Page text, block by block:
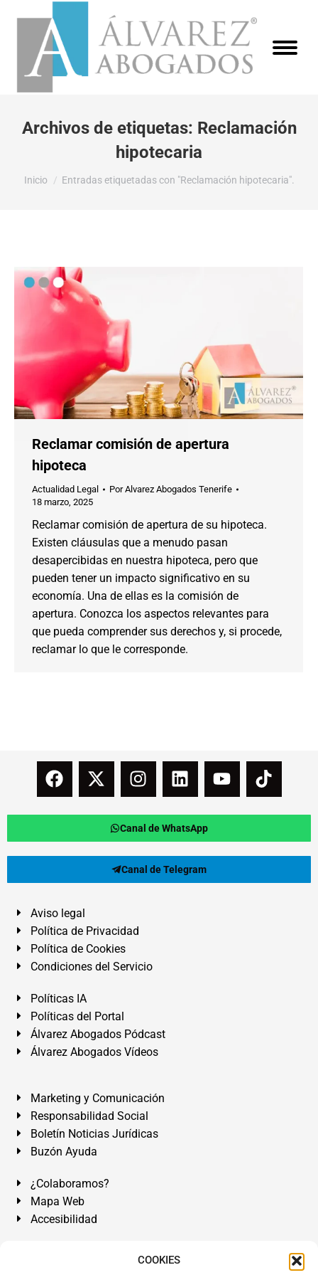
COOKIES
Archivos de etiquetas: Reclamación
hipotecaria
Estás aquí:
Inicio Entradas etiquetadas con "Reclamación hipotecaria".
Reclamar comisión de apertura
hipoteca
Actualidad Legal PorAlvarez Abogados Tenerife
18 marzo, 2025
Reclamar comisión de apertura de su hipoteca.
Existen cláusulas que a menudo pasan
desapercibidas en nuestra hipoteca, pero que
pueden tener un impacto significativo en su
economía. Una de ellas es la comisión de
apertura. Conozca los aspectos relevantes para
que pueda comprender sus derechos y, si procede,
reclamar lo que le corresponde.
Canal de WhatsApp
Canal de Telegram
Aviso legal
Política de Privacidad
Política de Cookies
Condiciones del Servicio
Políticas IA
Políticas del Portal
Álvarez Abogados Pódcast
Álvarez Abogados Vídeos
Marketing y Comunicación
Responsabilidad Social
Boletín Noticias Jurídicas
Buzón Ayuda
¿Colaboramos?
Mapa Web
Accesibilidad
Álvarez Abogados Tenerife:Calle Teobaldo Power Nº 7,